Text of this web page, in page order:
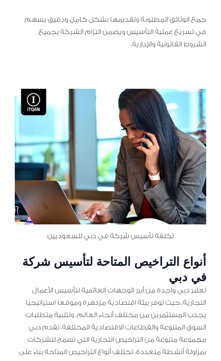
جمع الوثائق المطلوبة وتقديمها بشكل كامل ودقيق يسهم
في تسريع عملية التأسيس ويضمن التزام الشركة بجميع
الشروط القانونية والإدارية.
تكلفة تأسيس شركة في دبي للسعوديين
أنواع التراخيص المتاحة لتأسيس شركة
في دبي
تعتبر دبي واحدة من أبرز الوجهات العالمية لتأسيس الأعمال
التجارية، حيث توفر بيئة اقتصادية مزدهرة وموقعًا استراتيجيًا
يجذب المستثمرين من مختلف أنحاء العالم. ولتلبية متطلبات
السوق المتنوعة والقطاعات الاقتصادية المختلفة، تقدم دبي
مجموعة متنوعة من التراخيص التجارية التي تسمح للشركات
بمزاولة أنشطة متعددة. تختلف أنواع التراخيص المتاحة بناءً على